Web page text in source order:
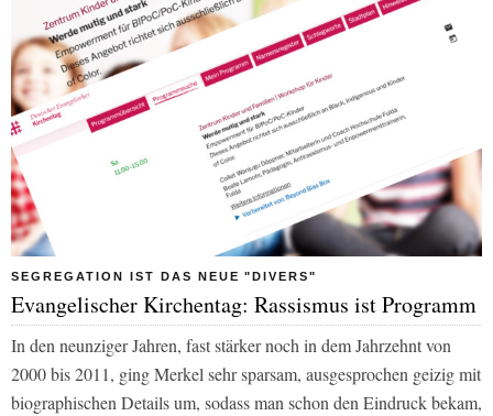
SEGREGATION IST DAS NEUE "DIVERS"
Evangelischer Kirchentag: Rassismus ist Programm
In den neunziger Jahren, fast stärker noch in dem Jahrzehnt von
2000 bis 2011, ging Merkel sehr sparsam, ausgesprochen geizig mit
biographischen Details um, sodass man schon den Eindruck bekam,